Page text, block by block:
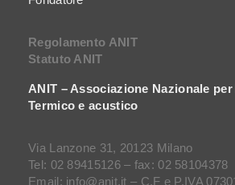
Regolamento ANIT
Statuto ANIT
ANIT – Associazione Nazionale per
Termico e acustico
Via Lanzone 31, 20123 Milano
Tel: 02 89415126 – fax: 02 58104378
Email: info@anit.it – C.F e P.IVA